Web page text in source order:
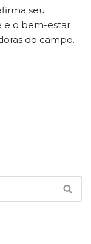
seu
e o bem-estar
do campo.